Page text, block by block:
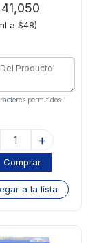
a $48)
permitidos:
Comprar
a la lista